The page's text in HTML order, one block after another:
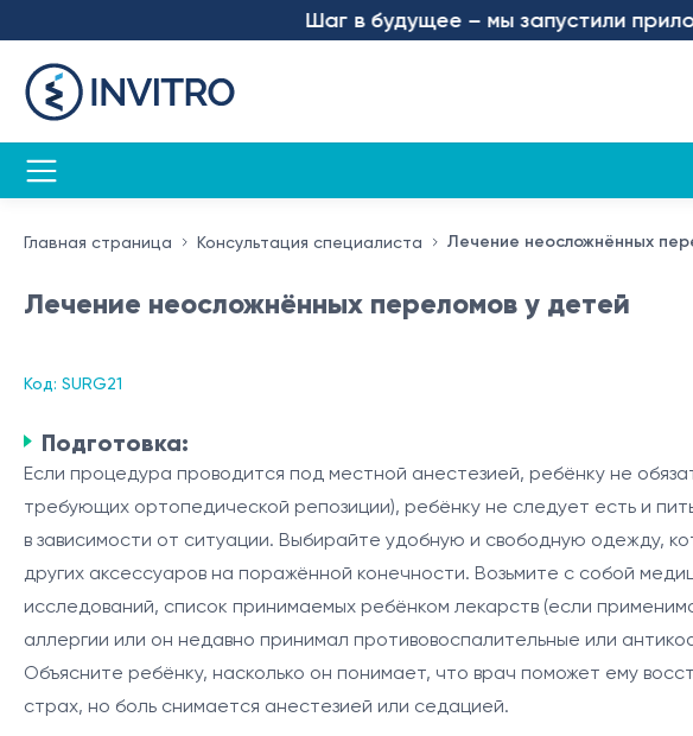
Шаг в будущее – мы запустили
Главная страница Консультация специалиста Лечение неосложнённых
Лечение неосложнённых переломов у детей
Код: SURG21
Подготовка:
Если процедура проводится под местной анестезией, ребёнку не
требующих ортопедической репозиции), ребёнку не следует есть и
в зависимости от ситуации. Выбирайте удобную и свободную одежду,
других аксессуаров на поражённой конечности. Возьмите с собой
исследований, список принимаемых ребёнком лекарств (если
аллергии или он недавно принимал противовоспалительные или
Объясните ребёнку, насколько он понимает, что врач поможет ему
страх, но боль снимается анестезией или седацией.